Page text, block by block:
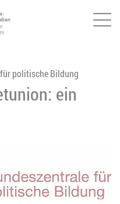
politische Bildung
ein